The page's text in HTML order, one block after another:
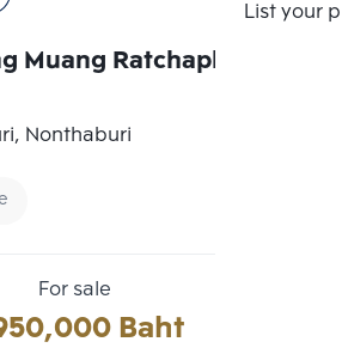
List your
Muang Ratchaphruek-
Nonthaburi
For sale
Baht